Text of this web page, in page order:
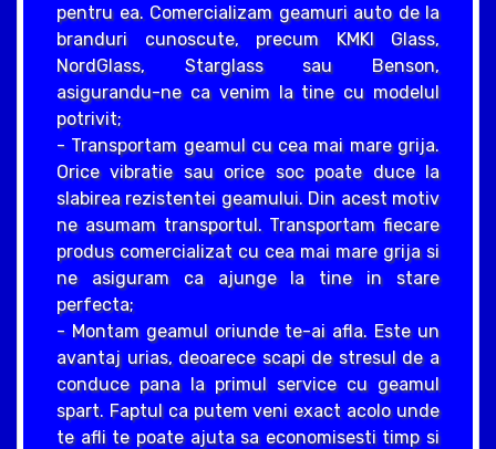
pentru ea. Comercializam geamuri auto de la
branduri cunoscute, precum KMKI Glass,
NordGlass, Starglass sau Benson,
asigurandu-ne ca venim la tine cu modelul
potrivit;
- Transportam geamul cu cea mai mare grija.
Orice vibratie sau orice soc poate duce la
slabirea rezistentei geamului. Din acest motiv
ne asumam transportul. Transportam fiecare
produs comercializat cu cea mai mare grija si
ne asiguram ca ajunge la tine in stare
perfecta;
- Montam geamul oriunde te-ai afla. Este un
avantaj urias, deoarece scapi de stresul de a
conduce pana la primul service cu geamul
spart. Faptul ca putem veni exact acolo unde
te afli te poate ajuta sa economisesti timp si